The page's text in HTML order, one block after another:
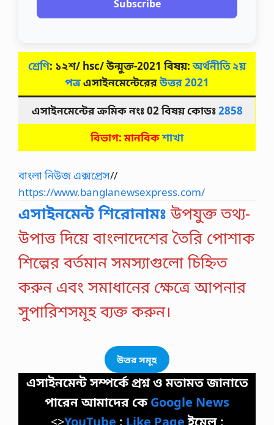
Subscribe
শ্রেণি: ১২শ/ hsc/ উন্মুক্ত-2021 বিষয়: অর্থনীতি ২য়
পত্রএসাইনমেন্টেরেরউত্তর2021
এসাইনমেন্টের ক্রমিক নংঃ 02 বিষয় কোডঃ2858
বিভাগ:মানবিকশাখা
বাংলা নিউজ এক্সপ্রেস//
https://www.banglanewsexpress.com/
এসাইনমেন্ট শিরোনামঃ উপযুক্ত তথ্য-
উপাত্ত দিয়ে বাংলাদেশের তৈরি পােশাক
শিল্পের বর্তমান সমস্যাগুলাে চিহ্নিত
করুন এবং সমাধানের ক্ষেত্রে আপনার
সুপারিশসমূহ ব্যক্ত করুন।
উত্তর সমূহ
এসাইনমেন্ট সম্পর্কে প্রশ্ন ও মতামত জানাতে
পারেন আমাদের কেGoogle News
<>YouTube : Like Pageইমেল :